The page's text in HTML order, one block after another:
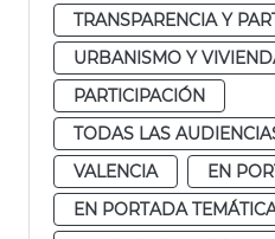
TRANSPARENCIA Y
URBANISMO Y
PARTICIPACIÓN
TODAS LAS
VALENCIA
EN
EN PORTADA